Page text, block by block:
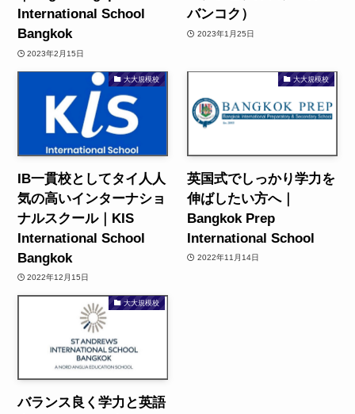
International School
Bangkok
2023年2月15日
バンコク）
2023年1月25日
大大規模校
IB一貫校としてタイ人人
気の高いインターナショ
ナルスクール｜KIS
International School
Bangkok
2022年12月15日
大大規模校
英国式でしっかり学力を
伸ばしたい方へ｜
Bangkok Prep
International School
2022年11月14日
大大規模校
バランス良く学力と英語